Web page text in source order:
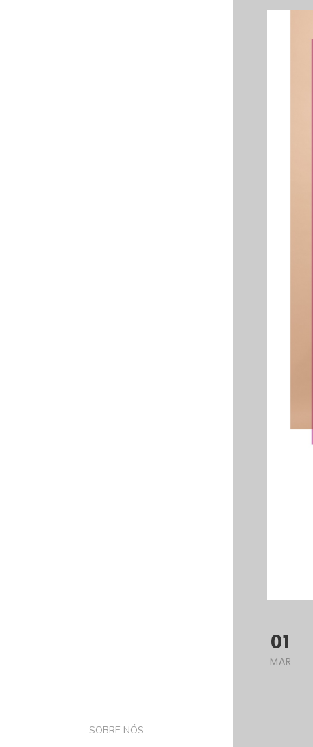
SOBRE NÓS
01
MAR